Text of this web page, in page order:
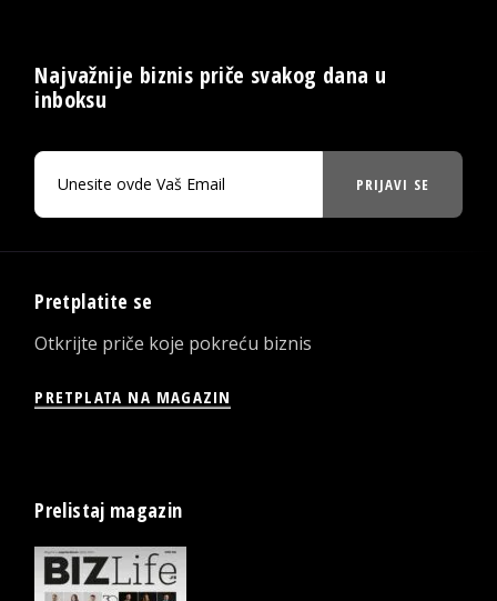
Najvažnije biznis priče svakog dana u
inboksu
PRIJAVI SE
Pretplatite se
Otkrijte priče koje pokreću biznis
PRETPLATA NA MAGAZIN
Prelistaj magazin